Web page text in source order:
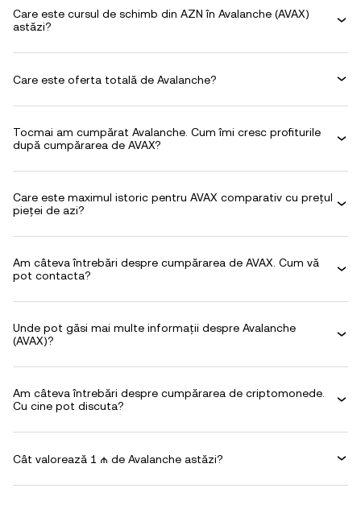
Care este cursul de schimb din AZN în Avalanche (AVAX)
astăzi?
Care este oferta totală de Avalanche?
Tocmai am cumpărat Avalanche. Cum îmi cresc profiturile
după cumpărarea de AVAX?
Care este maximul istoric pentru AVAX comparativ cu prețul
pieței de azi?
Am câteva întrebări despre cumpărarea de AVAX. Cum vă
pot contacta?
Unde pot găsi mai multe informații despre Avalanche
(AVAX)?
Am câteva întrebări despre cumpărarea de criptomonede.
Cu cine pot discuta?
Cât valorează 1 ₼ de Avalanche astăzi?